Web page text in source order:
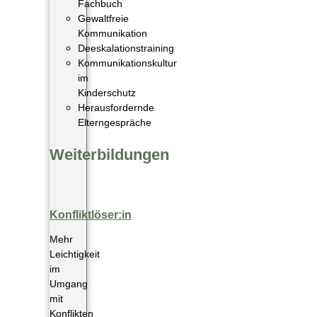
Fachbuch
Gewaltfreie
Kommunikation
Deeskalationstraining
Kommunikationskultur
im
Kinderschutz
Herausfordernde
Elterngespräche
Weiterbildungen
Konfliktlöser:in
Mehr
Leichtigkeit
im
Umgang
mit
Konflikten